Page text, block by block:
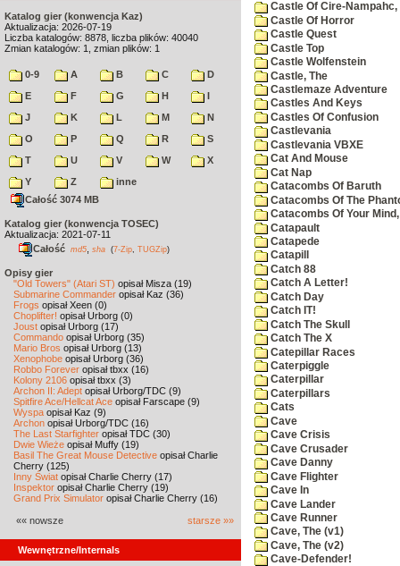
Katalog gier (konwencja Kaz)
Aktualizacja: 2026-07-19
Liczba katalogów: 8878, liczba plików: 40040
Zmian katalogów: 1, zmian plików: 1
0-9 A B C
D
E
F G H
I
J
K L M
N
O
P Q R
S
T
U V W
X
Y
Z
inne
Całość 3074 MB
Katalog gier (konwencja TOSEC)
Aktualizacja: 2021-07-11
Całość md5 sha (7-Zip TUGZip)
Opisy gier
"Old Towers" (Atari ST) opisał Misza (19)
Submarine Commander opisał Kaz (36)
Frogs opisał Xeen (0)
Choplifter! opisał Urborg (0)
Joust opisał Urborg (17)
Commando opisał Urborg (35)
Mario Bros opisał Urborg (13)
Xenophobe opisał Urborg (36)
Robbo Forever opisał tbxx (16)
Kolony 2106 opisał tbxx (3)
Archon II: Adept opisał Urborg/TDC (9)
Spitfire Ace/Hellcat Ace opisał Farscape (9)
Wyspa opisał Kaz (9)
Archon opisał Urborg/TDC (16)
The Last Starfighter opisał TDC (30)
Dwie Wieże opisał Muffy (19)
Basil The Great Mouse Detective opisał Charlie
Cherry (125)
Inny Świat opisał Charlie Cherry (17)
Inspektor opisał Charlie Cherry (19)
Grand Prix Simulator opisał Charlie Cherry (16)
«« nowsze starsze »»
Wewnętrzne/Internals
Castle Of Cire-Nampahc,
Castle Of Horror
Castle Quest
Castle Top
Castle Wolfenstein
Castle, The
Castlemaze Adventure
Castles And Keys
Castles Of Confusion
Castlevania
Castlevania VBXE
Cat And Mouse
Cat Nap
Catacombs Of Baruth
Catacombs Of The
Catacombs Of Your
Catapault
Catapede
Catapill
Catch 88
Catch A Letter!
Catch Day
Catch IT!
Catch The Skull
Catch The X
Catepillar Races
Caterpiggle
Caterpillar
Caterpillars
Cats
Cave
Cave Crisis
Cave Crusader
Cave Danny
Cave Flighter
Cave In
Cave Lander
Cave Runner
Cave, The (v1)
Cave, The (v2)
Cave-Defender!